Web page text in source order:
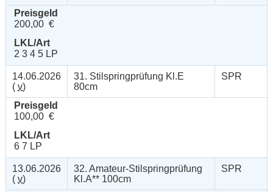
Preisgeld
200,00 €
LKL/Art
2 3 4 5 LP
14.06.2026
( v)
31. Stilspringprüfung Kl.E
80cm
SPR
Preisgeld
100,00 €
LKL/Art
6 7 LP
13.06.2026
( v)
32. Amateur-Stilspringprüfung
Kl.A** 100cm
SPR